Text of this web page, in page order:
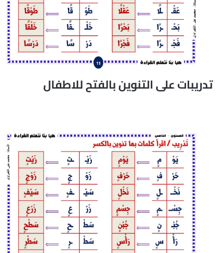
تدريبات على التنوين بالفتح للاطفال